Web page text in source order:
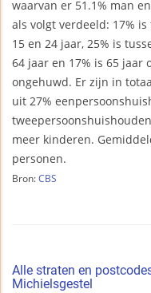
waarvan er 51.1% man
als volgt verdeeld: 17%
15 en 24 jaar, 25% is
64 jaar en 17% is 65 jaar
ongehuwd. Er zijn in
uit 27%
meer kinderen.
personen.
Bron: CBS
Alle straten en
Michielsgestel